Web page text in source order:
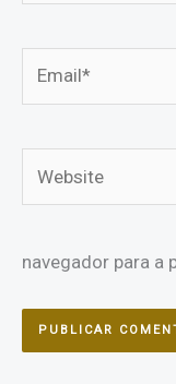
navegador para a